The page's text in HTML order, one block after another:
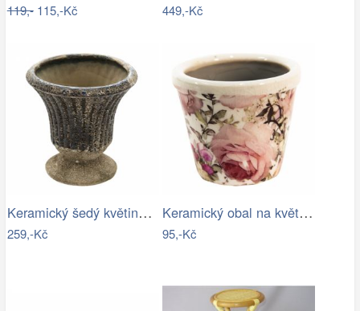
119,-115,-Kč 449,-Kč
Keramický šedý květináč v antickém…
259,-Kč
Keramický obal na květináč s růžemi…
95,-Kč